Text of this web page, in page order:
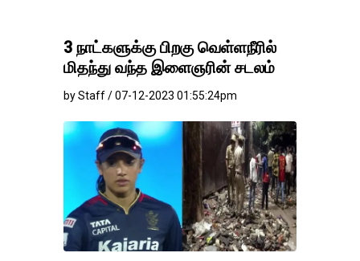
3 நாட்களுக்கு பிறகு வெள்ளநீரில்
மிதந்து வந்த இளைஞரின் சடலம்
by Staff / 07-12-2023 01:55:24pm